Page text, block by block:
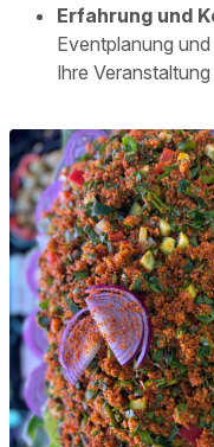
Erfahrung und
Eventplanung
Ihre